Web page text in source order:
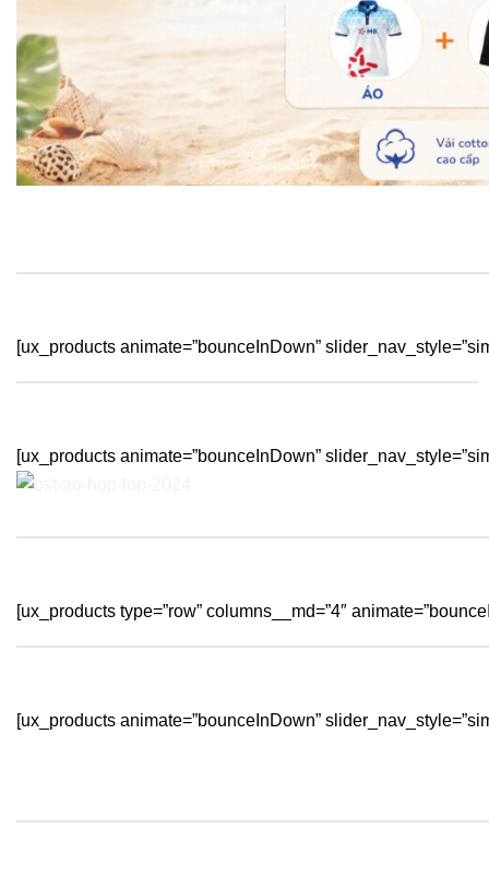
[ux_products animate=”bounceInDown”
[ux_products animate=”bounceInDown”
[ux_products type=”row” columns__md=”4″
[ux_products animate=”bounceInDown”